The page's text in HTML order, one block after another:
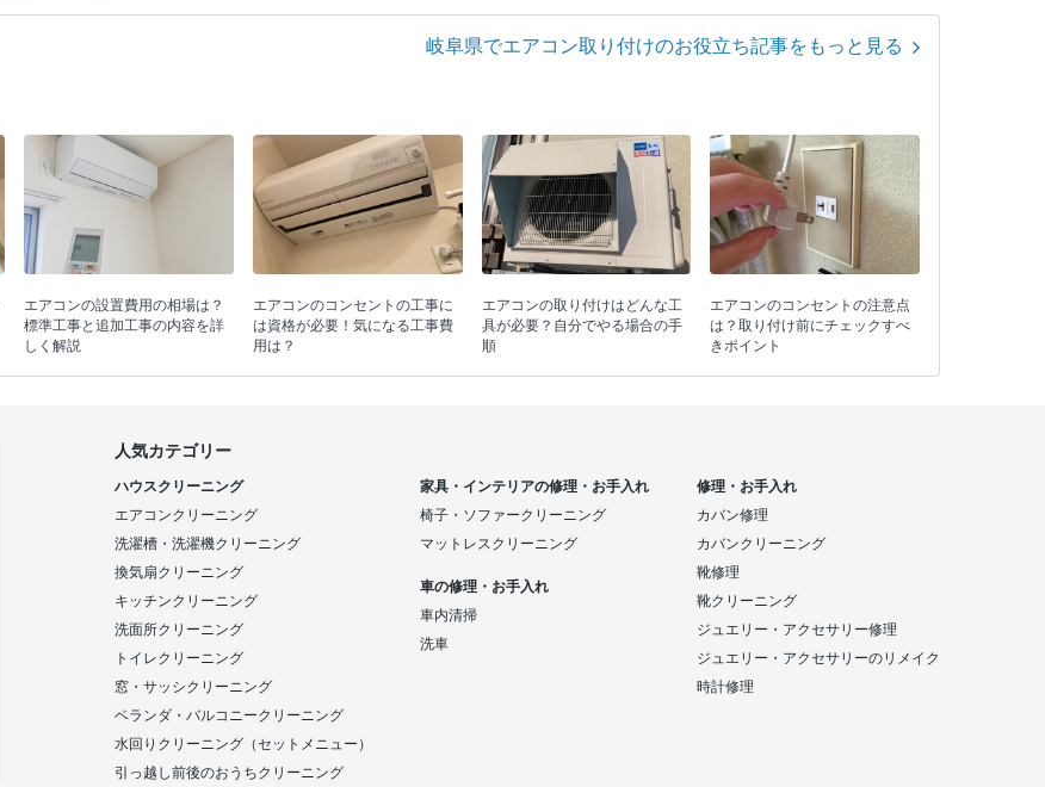
岐阜県でエアコン取り付けのお役立ち記事をもっと見る
エアコンの設置費用の相場は？
標準工事と追加工事の内容を詳
しく解説
エアコンのコンセントの工事に
は資格が必要！気になる工事費
用は？
エアコンの取り付けはどんな工
具が必要？自分でやる場合の手
順
エアコンのコンセントの注意点
は？取り付け前にチェックすべ
きポイント
人気カテゴリー
ハウスクリーニング
エアコンクリーニング
洗濯槽・洗濯機クリーニング
換気扇クリーニング
キッチンクリーニング
洗面所クリーニング
トイレクリーニング
窓・サッシクリーニング
ベランダ・バルコニークリーニング
水回りクリーニング（セットメニュー）
引っ越し前後のおうちクリーニング
家具・インテリアの修理・お手入れ
椅子・ソファークリーニング
マットレスクリーニング
車の修理・お手入れ
車内清掃
洗車
修理・お手入れ
カバン修理
カバンクリーニング
靴修理
靴クリーニング
ジュエリー・アクセサリー修理
ジュエリー・アクセサリーのリメイク
時計修理